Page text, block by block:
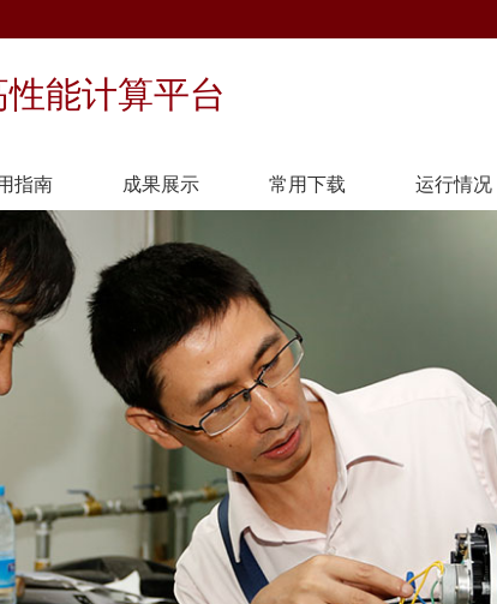
性能计算平台
指南 成果展示 常用下载 运行情况